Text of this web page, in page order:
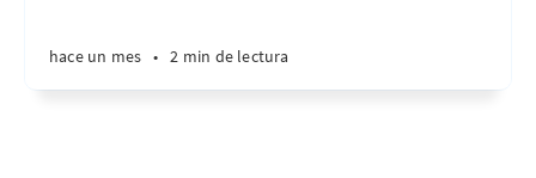
hace un mes • 2 min de lectura